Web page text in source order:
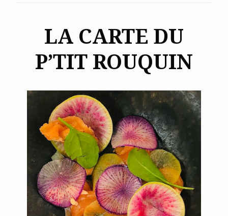
LA CARTE DU
P’TIT ROUQUIN